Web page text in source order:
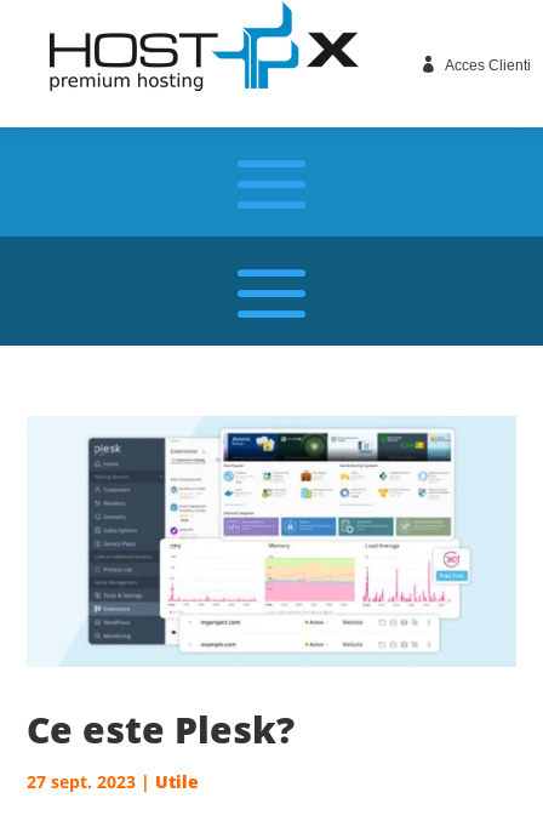
 Acces Clienti
Ce este Plesk?
27 sept. 2023 | Utile